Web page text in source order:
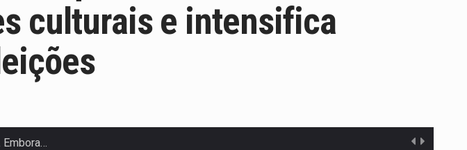
culturais e intensifica